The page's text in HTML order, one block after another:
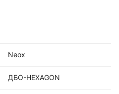
Neox
ДБО-HEXAGON